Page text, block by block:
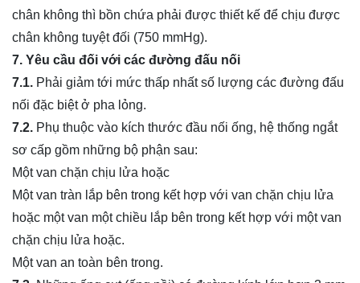
chân không thì bồn chứa phải được thiết kế để chịu được
chân không tuyệt đối (750 mmHg).
7. Yêu cầu đối với các đường đấu nối
7.1. Phải giảm tới mức thấp nhất số lượng các đường đấu
nối đặc biệt ở pha lỏng.
7.2. Phụ thuộc vào kích thước đầu nối ống, hệ thống ngắt
sơ cấp gồm những bộ phận sau:
Một van chặn chịu lửa hoặc
Một van tràn lắp bên trong kết hợp với van chặn chịu lửa
hoặc một van một chiều lắp bên trong kết hợp với một van
chặn chịu lửa hoặc.
Một van an toàn bên trong.